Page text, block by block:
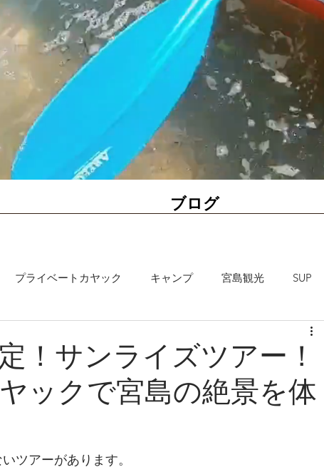
ブログ
プライベートカヤック キャンプ 宮島観光 SUP
！サンライズツアー！
ックで宮島の絶景を体
ツアーがあります。